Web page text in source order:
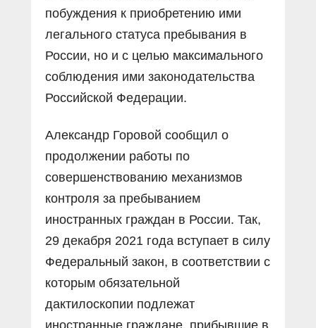
побуждения к приобретению ими
легального статуса пребывания в
России, но и с целью максимального
соблюдения ими законодательства
Российской Федерации.
Александр Горовой сообщил о
продолжении работы по
совершенствованию механизмов
контроля за пребыванием
иностранных граждан в России. Так,
29 декабря 2021 года вступает в силу
Федеральный закон, в соответствии с
которым обязательной
дактилоскопии подлежат
иностранные граждане, прибывшие в